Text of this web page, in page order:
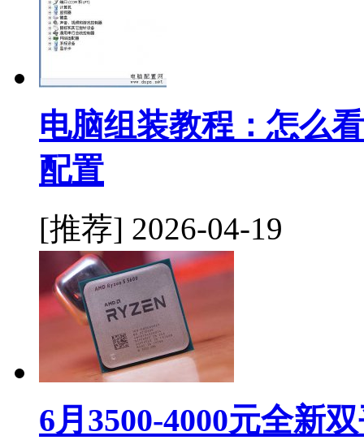
电脑组装教程：怎么
配置
[推荐] 2026-04-19
6月3500-4000元全新